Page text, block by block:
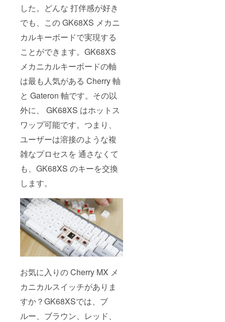
した。どんな 打伴感が好き
でも、この GK68XS メカニ
カルキーボードで実現する
ことができます。GK68XS
メカニカルキーボードの軸
は最も人気がある Cherry 軸
と Gateron 軸です。その以
外に、 GK68XS はホットス
ワップ可能です。つまり、
ユーザーは溶接のような複
雑なプロセスを 通さなくて
も、GK68XS のキーを交換
します。
お気に入りの Cherry MX メ
カニカルスイッチがありま
すか？GK68XSでは、ブ
ルー、ブラウン、レッド、